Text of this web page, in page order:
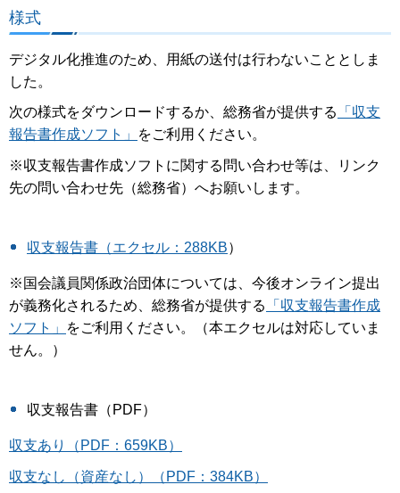
様式
デジタル化推進のため、用紙の送付は行わないこととしま
した。
次の様式をダウンロードするか、総務省が提供する
「収支
報告書作成ソフト」
をご利用ください。
※収支報告書作成ソフトに関する問い合わせ等は、リンク
先の問い合わせ先（総務省）へお願いします。
収支報告書（エクセル：288KB）
※国会議員関係政治団体については、今後オンライン提出
が義務化されるため、総務省が提供する
「収支報告書作成
ソフト」
をご利用ください。（本エクセルは対応していま
せん。）
収支報告書（PDF）
収支あり（PDF：659KB）
収支なし（資産なし）（PDF：384KB）